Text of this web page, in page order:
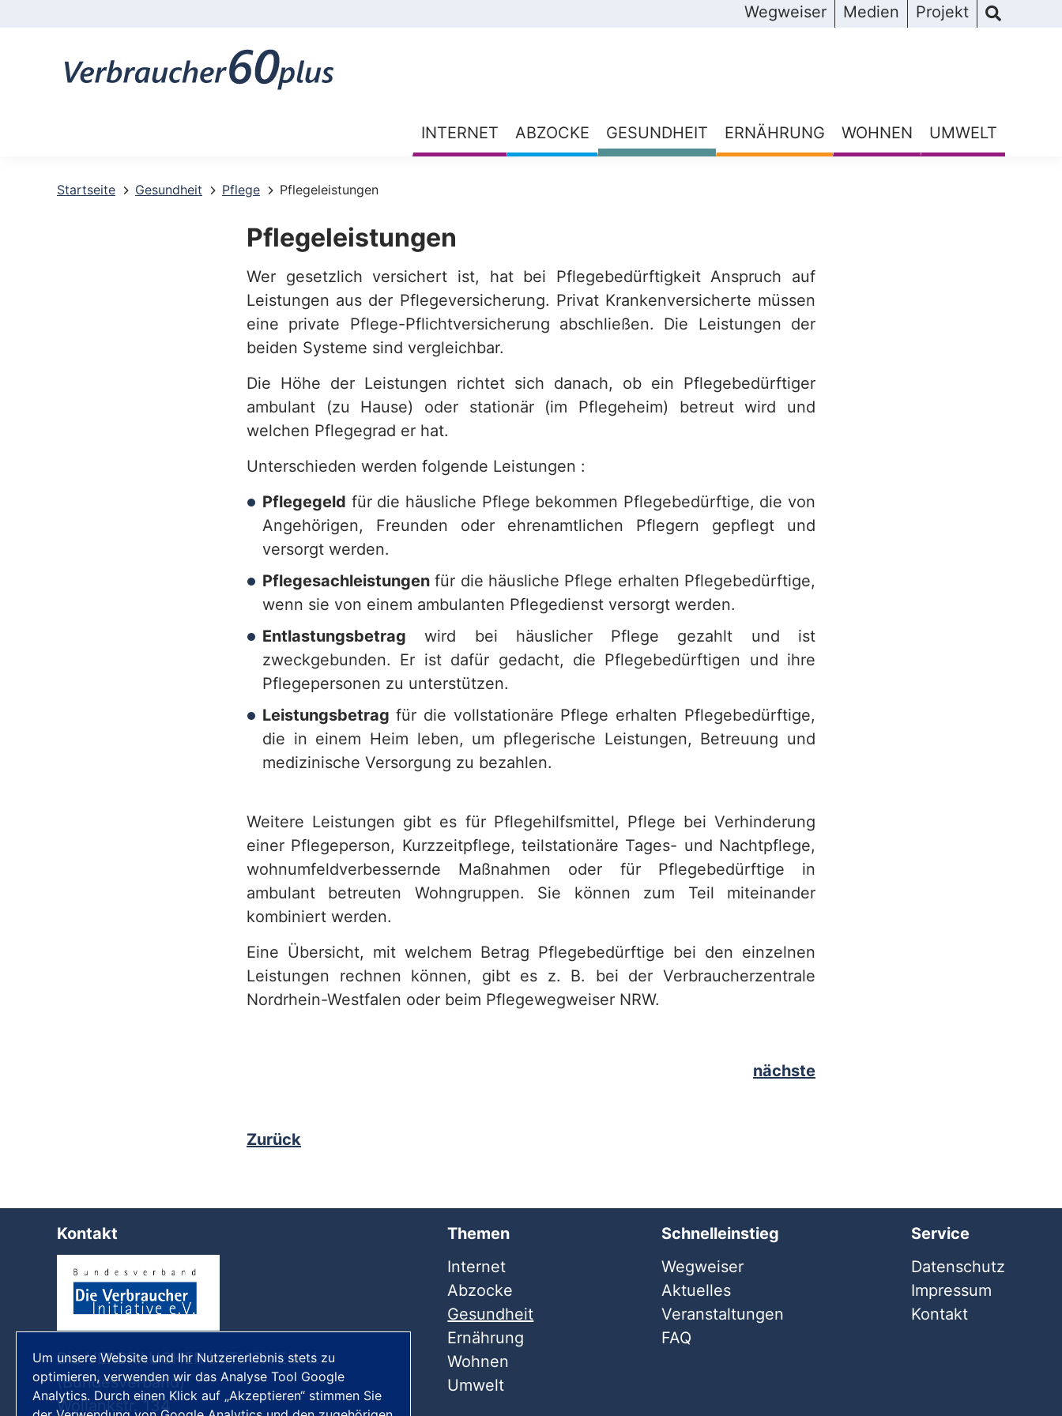
Wegweiser Medien Projekt
INTERNET ABZOCKE GESUNDHEIT ERNÄHRUNG WOHNEN UMWELT
Startseite Gesundheit Pflege Pflegeleistungen
Pflegeleistungen
Wer gesetzlich versichert ist, hat bei Pflegebedürftigkeit Anspruch auf
Leistungen aus der Pflegeversicherung. Privat Krankenversicherte müssen
eine private Pflege-Pflichtversicherung abschließen. Die Leistungen der
beiden Systeme sind vergleichbar.
Die Höhe der Leistungen richtet sich danach, ob ein Pflegebedürftiger
ambulant (zu Hause) oder stationär (im Pflegeheim) betreut wird und
welchen Pflegegrad er hat.
Unterschieden werden folgende Leistungen :
Pflegegeld für die häusliche Pflege bekommen Pflegebedürftige, die von
Angehörigen, Freunden oder ehrenamtlichen Pflegern gepflegt und
versorgt werden.
Pflegesachleistungen für die häusliche Pflege erhalten Pflegebedürftige,
wenn sie von einem ambulanten Pflegedienst versorgt werden.
Entlastungsbetrag wird bei häuslicher Pflege gezahlt und ist
zweckgebunden. Er ist dafür gedacht, die Pflegebedürftigen und ihre
Pflegepersonen zu unterstützen.
Leistungsbetrag für die vollstationäre Pflege erhalten Pflegebedürftige,
die in einem Heim leben, um pflegerische Leistungen, Betreuung und
medizinische Versorgung zu bezahlen.
Weitere Leistungen gibt es für Pflegehilfsmittel, Pflege bei Verhinderung
einer Pflegeperson, Kurzzeitpflege, teilstationäre Tages- und Nachtpflege,
wohnumfeldverbessernde Maßnahmen oder für Pflegebedürftige in
ambulant betreuten Wohngruppen. Sie können zum Teil miteinander
kombiniert werden.
Eine Übersicht, mit welchem Betrag Pflegebedürftige bei den einzelnen
Leistungen rechnen können, gibt es z. B. bei der Verbraucherzentrale
Nordrhein-Westfalen oder beim Pflegewegweiser NRW.
nächste
Zurück
Kontakt
Die VERBRAUCHER INITIATIVE e.V.
(Bundesverband)
Wollankstr. 134
Themen
Internet
Abzocke
Gesundheit
Ernährung
Wohnen
Umwelt
Schnelleinstieg
Wegweiser
Aktuelles
Veranstaltungen
FAQ
Service
Datenschutz
Impressum
Kontakt
Um unsere Website und Ihr Nutzererlebnis stets zu
optimieren, verwenden wir das Analyse Tool Google
Analytics. Durch einen Klick auf „Akzeptieren“ stimmen Sie